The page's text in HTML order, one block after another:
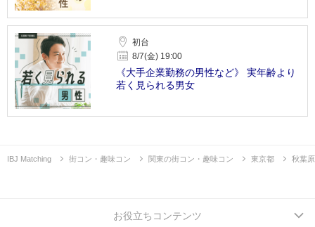
初台
8/7(金) 19:00
《大手企業勤務の男性など》 実年齢より
若く見られる男女
IBJ Matching 街コン・趣味コン 関東の街コン・趣味コン 東京都 秋葉原
お役立ちコンテンツ